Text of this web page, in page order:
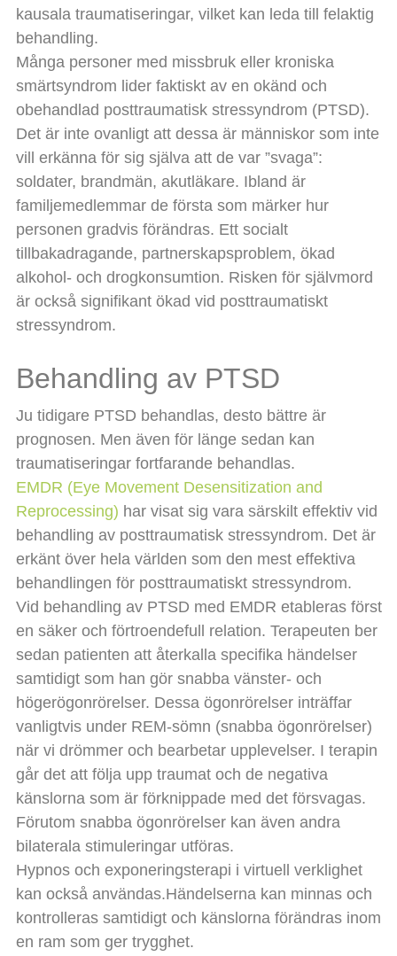
kausala traumatiseringar, vilket kan leda till felaktig
behandling.
Många personer med missbruk eller kroniska
smärtsyndrom lider faktiskt av en okänd och
obehandlad posttraumatisk stressyndrom (PTSD).
Det är inte ovanligt att dessa är människor som inte
vill erkänna för sig själva att de var ”svaga”:
soldater, brandmän, akutläkare. Ibland är
familjemedlemmar de första som märker hur
personen gradvis förändras. Ett socialt
tillbakadragande, partnerskapsproblem, ökad
alkohol- och drogkonsumtion. Risken för självmord
är också signifikant ökad vid posttraumatiskt
stressyndrom.
Behandling av PTSD
Ju tidigare PTSD behandlas, desto bättre är
prognosen. Men även för länge sedan kan
traumatiseringar fortfarande behandlas.
EMDR (Eye Movement Desensitization and
Reprocessing) har visat sig vara särskilt effektiv vid
behandling av posttraumatisk stressyndrom. Det är
erkänt över hela världen som den mest effektiva
behandlingen för posttraumatiskt stressyndrom.
Vid behandling av PTSD med EMDR etableras först
en säker och förtroendefull relation. Terapeuten ber
sedan patienten att återkalla specifika händelser
samtidigt som han gör snabba vänster- och
högerögonrörelser. Dessa ögonrörelser inträffar
vanligtvis under REM-sömn (snabba ögonrörelser)
när vi drömmer och bearbetar upplevelser. I terapin
går det att följa upp traumat och de negativa
känslorna som är förknippade med det försvagas.
Förutom snabba ögonrörelser kan även andra
bilaterala stimuleringar utföras.
Hypnos och exponeringsterapi i virtuell verklighet
kan också användas.Händelserna kan minnas och
kontrolleras samtidigt och känslorna förändras inom
en ram som ger trygghet.